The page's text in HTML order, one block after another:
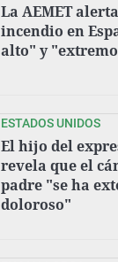
La AEMET
incendio en
alto" y
ESTADOS UNIDOS
El hijo del
revela que el
padre "se ha
doloroso"